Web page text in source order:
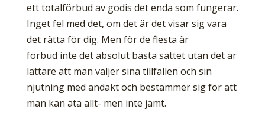
ett totalförbud av godis det enda som fungerar.
Inget fel med det, om det är det visar sig vara
det rätta för dig. Men för de flesta är
förbud inte det absolut bästa sättet utan det är
lättare att man väljer sina tillfällen och sin
njutning med andakt och bestämmer sig för att
man kan äta allt- men inte jämt.